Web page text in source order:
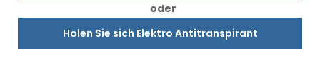
oder
Holen Sie sich Elektro Antitranspirant